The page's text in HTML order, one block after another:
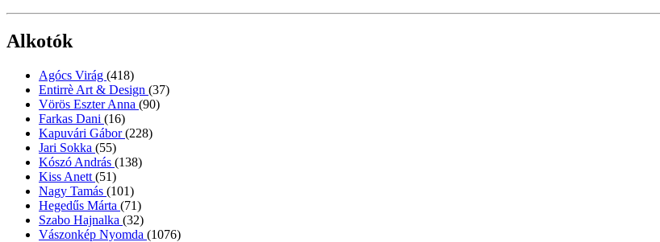
Alkotók
Agócs Virág (418)
Entirrè Art & Design (37)
Vörös Eszter Anna (90)
Farkas Dani (16)
Kapuvári Gábor(228)
Jari Sokka (55)
Kószó András (138)
Kiss Anett (51)
Nagy Tamás (101)
Hegedűs Márta (71)
Szabo Hajnalka (32)
Vászonkép Nyomda (1076)